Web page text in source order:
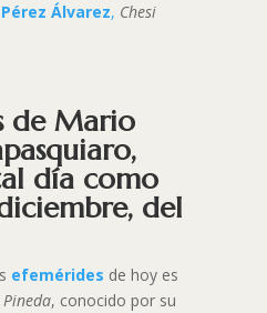
Álvarez, Chesi
de Mario
día como
del
efemérides de hoy es
, conocido por su